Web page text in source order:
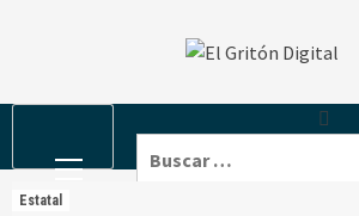
Menu
Estatal